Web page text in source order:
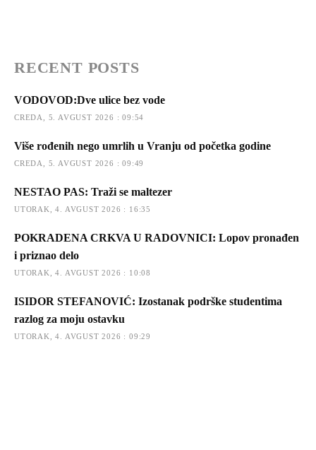
RECENT POSTS
VODOVOD:Dve ulice bez vode
CREDA, 5. AVGUST 2026 : 09:54
Više rođenih nego umrlih u Vranju od početka godine
CREDA, 5. AVGUST 2026 : 09:49
NESTAO PAS: Traži se maltezer
UTORAK, 4. AVGUST 2026 : 16:35
POKRADENA CRKVA U RADOVNICI: Lopov pronađen
i priznao delo
UTORAK, 4. AVGUST 2026 : 10:08
ISIDOR STEFANOVIĆ: Izostanak podrške studentima
razlog za moju ostavku
UTORAK, 4. AVGUST 2026 : 09:29